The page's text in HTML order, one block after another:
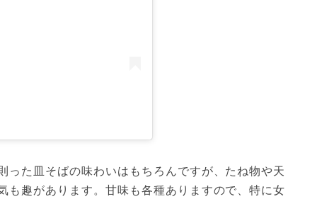
った皿そばの味わいはもちろんですが、たね物や天
も趣があります。甘味も各種ありますので、特に女